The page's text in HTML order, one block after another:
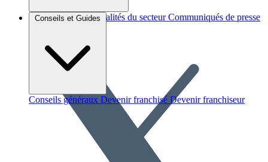
Brèves et actus Actualités du secteur Communiqués de presse
Conseils et Guides
Conseils généraux Devenir franchisé Devenir franchiseur